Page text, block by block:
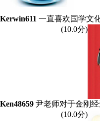
Kerwin611 一直喜欢国学文
(10.0分)
Ken48659 尹老师对于金刚
(10.0分)